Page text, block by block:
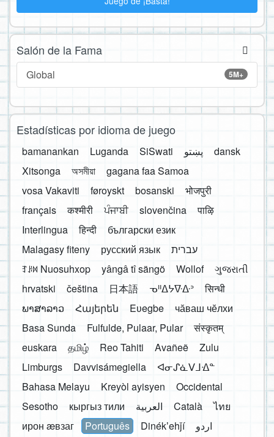
Salón de la Fama
5M+
Global
Estadísticas por idioma de juego
bamanankan Luganda SiSwati پښتو
dansk
Xitsonga
অসমীয়া
gagana faa Samoa
vosa Vakaviti
føroyskt bosanski
भोजपुरी
français
कश्मीरी ਪੰਜਾਬੀ slovenčina
पाऴि
Interlingua
हिन्दी
български език
Malagasy fiteny
русский язык
עברית
ꆈꌠ꒿ Nuosuhxop
yângâ tî sängö Wollof
ગુજરાતી
hrvatski
čeština 日本語 ᓀᐦᐃᔭᐍᐏᐣ
सिन्धी
ພາສາລາວ
Հայերեն Eʋegbe
чӑваш чӗлхи
Basa Sunda
Fulfulde, Pulaar, Pular
संस्कृतम्
euskara
தமிழ் Reo Tahiti Avañeẽ
Zulu
Limburgs
Davvisámegiella
ᐊᓂᔑᓈᐯᒧᐎᓐ
Bahasa Melayu
Kreyòl ayisyen
Occidental
Sesotho
кыргыз тили العربية Català
ไทย
ирон æвзаг
Português Dinékʼehǰí
اردو